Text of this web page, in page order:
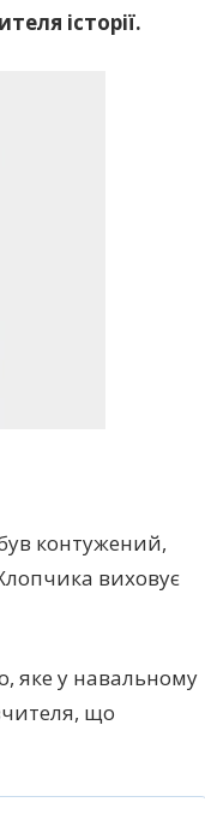
історії.
контужений,
виховує
яке у навальному
що